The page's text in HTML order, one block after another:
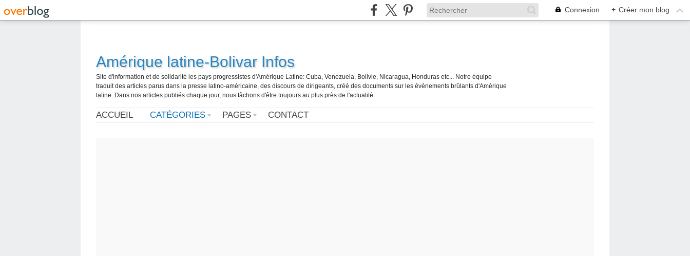
Connexion + Créer mon blog
Amérique latine-Bolivar Infos
Site d'information et de solidarité les pays progressistes d'Amérique Latine: Cuba, Venezuela, Bolivie, Nicaragua, Honduras etc... Notre équipe
traduit des articles parus dans la presse latino-américaine, des discours de dirigeants, créé des documents sur les événements brûlants d'Amérique
latine. Dans nos articles publiés chaque jour, nous tâchons d'être toujours au plus près de l'actualité
ACCUEIL CATÉGORIES PAGES CONTACT